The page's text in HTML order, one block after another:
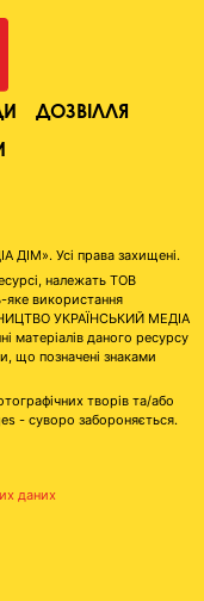
ДОЗВІЛЛЯ
Усі права захищені.
належать ТОВ
використання
УКРАЇНСЬКИЙ МЕДІА
матеріалів даного ресурсу
що позначені знаками
творів та/або
- суворо забороняється.
даних